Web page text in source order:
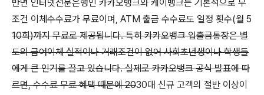
반면 인터넷전문은행인 카카오뱅크와 케이뱅크는 기본적으로 무
조건 이체수수료가 무료이며, ATM 출금 수수료도 일정 횟수(월 5
10회)까지 무료로 제공됩니다. 특히 카카오뱅크 입출금통장은 별
도의 급여이체 실적이나 거래조건이 없어 사회초년생이나 학생들
에게 큰 인기를 끌고 있습니다. 실제로 카카오뱅크 공식 발표에 따
르면, 수수료 무료 혜택 때문에 2030대 신규 고객의 절반 이상이